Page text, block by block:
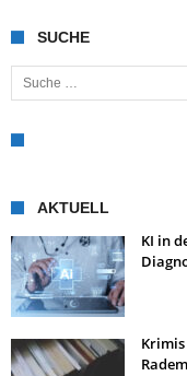
SUCHE
Suche nach:
AKTUELL
KI in